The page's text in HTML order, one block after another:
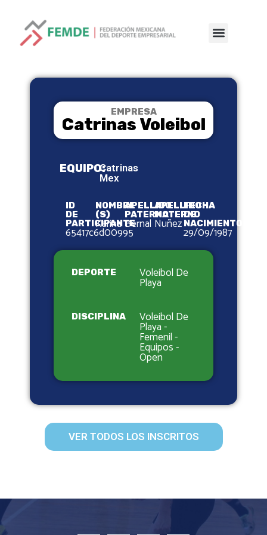
EMPRESA
Catrinas Voleibol
EQUIPO:Catrinas
Mex
ID
DE
PARTICIPANTE
65417c6d00995
NOMBRE
(S)
Karina
APELLIDO
PATERNO
Bernal
APELLIDO
MATERNO
Nuñez
FECHA
DE
NACIMIENTO
29/09/1987
DEPORTE Voleibol De
Playa
DISCIPLINA Voleibol De
Playa -
Femenil -
Equipos -
Open
VER TODOS LOS INSCRITOS